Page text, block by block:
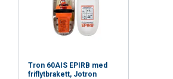
Tron 60AIS EPIRB med
friflytbrakett, Jotron